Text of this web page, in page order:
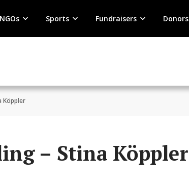
NGOs Sports Fundraisers Donors
Köppler
– Stina Köppler